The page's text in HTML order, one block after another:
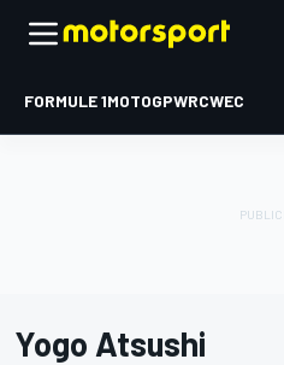
FORMULE 1MOTOGPWRCWEC
Yogo Atsushi